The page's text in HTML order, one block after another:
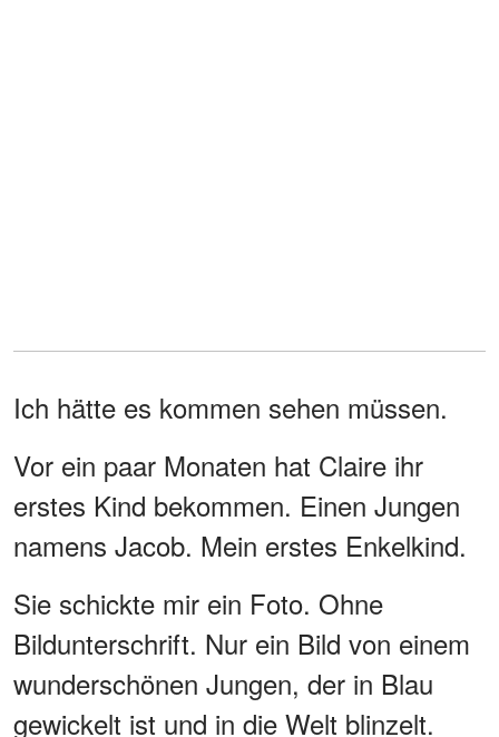
Ich hätte es kommen sehen müssen.
Vor ein paar Monaten hat Claire ihr
erstes Kind bekommen. Einen Jungen
namens Jacob. Mein erstes Enkelkind.
Sie schickte mir ein Foto. Ohne
Bildunterschrift. Nur ein Bild von einem
wunderschönen Jungen, der in Blau
gewickelt ist und in die Welt blinzelt.